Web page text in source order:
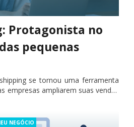
Protagonista no
pequenas
se tornou uma ferramenta
empresas ampliarem suas vendas
NEGÓCIO